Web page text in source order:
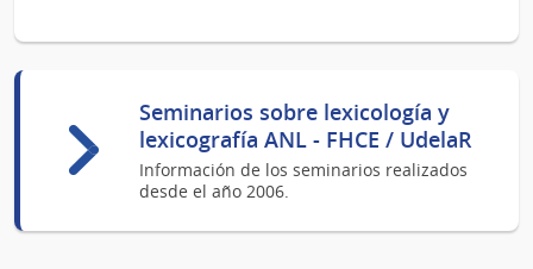
Seminarios sobre lexicología y
lexicografía ANL - FHCE / UdelaR
Información de los seminarios realizados
desde el año 2006.